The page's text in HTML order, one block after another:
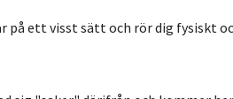
på ett visst sätt och rör dig